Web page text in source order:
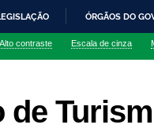
ÓRGÃOS DO
Alto contraste Escala de cinza
de